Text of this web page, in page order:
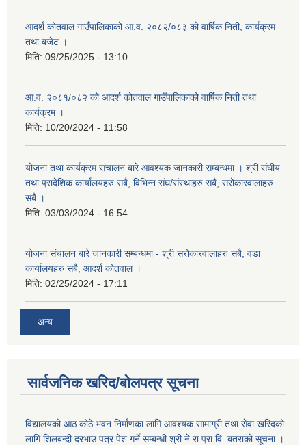
आदर्श कोतवाल गाउँपालिकाको आ.व. २०८२/०८३ को वार्षिक निती, कार्यक्रम
तथा बजेट ।
मिति: 09/25/2025 - 13:10
आ.व. २०८१/०८२ को आदर्श कोतवाल गाउँपालिकाको वार्षिक निती तथा
कार्यक्रम ।
मिति: 10/20/2024 - 11:58
योजना तथा कार्यक्रम संचालन बारे आवश्यक जानकारी सम्बन्धमा । श्री संघीय
तथा प्रादेशिक कार्यालयहरु सबै, विभिन्‍न संघ/संस्थाहरु सबै, सरोकारवालाहरु
सबै ।
मिति: 03/03/2024 - 16:54
योजना संचालन बारे जानकारी सम्बन्धमा - श्री सरोकारवालाहरु सबै, वडा
कार्यालयहरु सबै, आदर्श कोतवाल ।
मिति: 02/25/2024 - 17:11
अन्य
सार्वजनिक खरिद/बोलपत्र सूचना
विद्यालयको आठ कोठे भवन निर्माणका लागि आवश्यक सामाग्री तथा सेवा खरिदको
लागि शिलबन्दी दरभाउ पत्र पेश गर्ने सम्बन्धी श्री ने.रा.प्रा.वि. बतराको सूचना ।